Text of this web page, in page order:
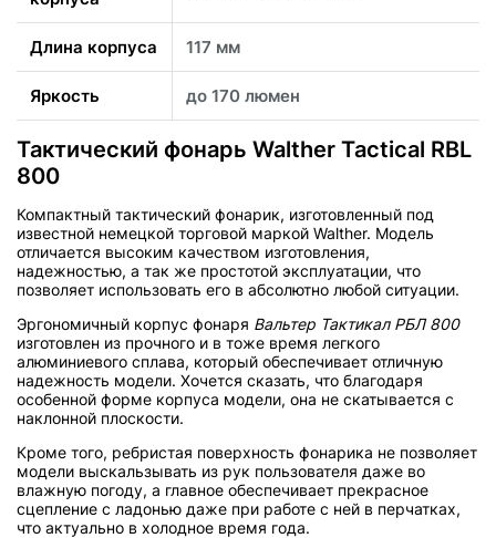
Длина корпуса 117 мм
Яркость до 170 люмен
Тактический фонарь Walther Tactical RBL
800
Компактный тактический фонарик, изготовленный под
известной немецкой торговой маркой Walther. Модель
отличается высоким качеством изготовления,
надежностью, а так же простотой эксплуатации, что
позволяет использовать его в абсолютно любой ситуации.
Эргономичный корпус фонаря Вальтер Тактикал РБЛ 800
изготовлен из прочного и в тоже время легкого
алюминиевого сплава, который обеспечивает отличную
надежность модели. Хочется сказать, что благодаря
особенной форме корпуса модели, она не скатывается с
наклонной плоскости.
Кроме того, ребристая поверхность фонарика не позволяет
модели выскальзывать из рук пользователя даже во
влажную погоду, а главное обеспечивает прекрасное
сцепление с ладонью даже при работе с ней в перчатках,
что актуально в холодное время года.